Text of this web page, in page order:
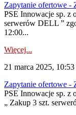
Zapytanie ofertowe -
PSE Innowacje sp. z
serwerów DELL ”
12:00...
Więcej...
21 marca 2025, 10:53
Zapytanie ofertowe -
PSE Innowacje sp. z
„ Zakup 3 szt.